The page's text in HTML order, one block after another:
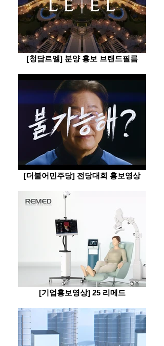
[청담르엘] 분양 홍보 브랜드필름
[더불어민주당] 전당대회 홍보영상
[기업홍보영상] 25 리메드